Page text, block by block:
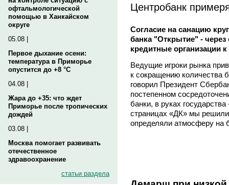
офтальмологической
помощью в Ханкайском
округе
05.08 |
Первое дыхание осени:
температура в Приморье
опустится до +8 °C
04.08 |
Жара до +35: что ждет
Приморье после тропических
дождей
03.08 |
Москва помогает развивать
отечественное
здравоохранение
статьи раздела
Центробанк
Согласие на санацию
банка "Открытие" -
кредитные организации
Ведущие игроки рынка
к сокращению количества
говорил Президент
постепенном
банки, в руках
страницах «ДК» мы
определяли атмосферу на